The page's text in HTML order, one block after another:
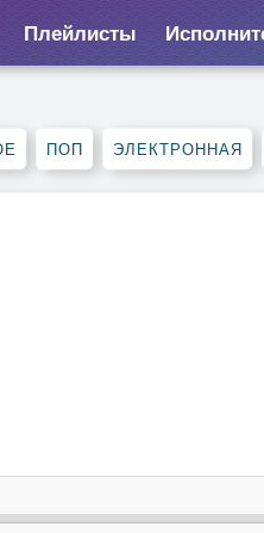
Плейлисты
ПОП ЭЛЕКТРОННАЯ